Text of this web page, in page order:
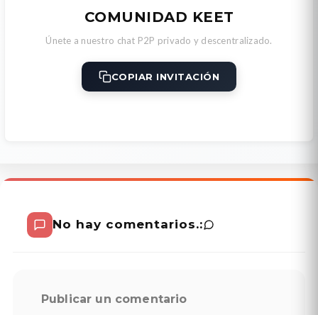
COMUNIDAD KEET
Únete a nuestro chat P2P privado y descentralizado.
COPIAR INVITACIÓN
No hay comentarios.:
Publicar un comentario